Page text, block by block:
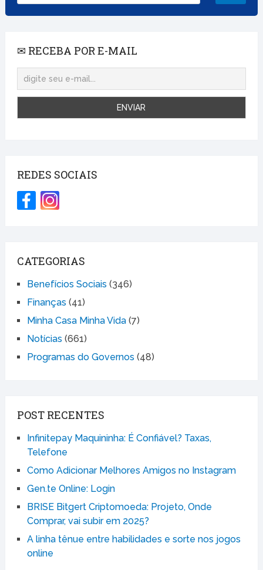
✉ RECEBA POR E-MAIL
REDES SOCIAIS
CATEGORIAS
Benefícios Sociais (346)
Finanças (41)
Minha Casa Minha Vida(7)
Notícias (661)
Programas do Governos (48)
POST RECENTES
Infinitepay Maquininha: É Confiável? Taxas,
Telefone
Como Adicionar Melhores Amigos no Instagram
Gen.te Online: Login
BRISE Bitgert Criptomoeda: Projeto, Onde
Comprar, vai subir em 2025?
A linha tênue entre habilidades e sorte nos jogos
online